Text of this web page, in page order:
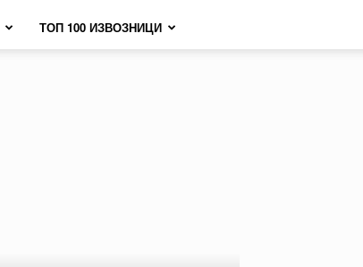
ТОП 100 ИЗВОЗНИЦИ